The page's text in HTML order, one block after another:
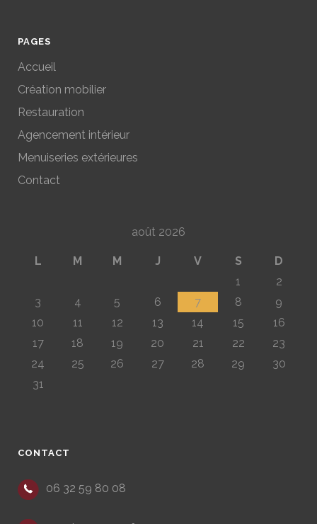
PAGES
Accueil
Création mobilier
Restauration
Agencement intérieur
Menuiseries extérieures
Contact
août 2026
L M M J V S
D
1
2
3
4 5 6 7 8
9
10
11 12 13 14 15
16
17
18 19 20 21 22
23
24
25 26 27 28 29
30
31
CONTACT
06 32 59 80 08